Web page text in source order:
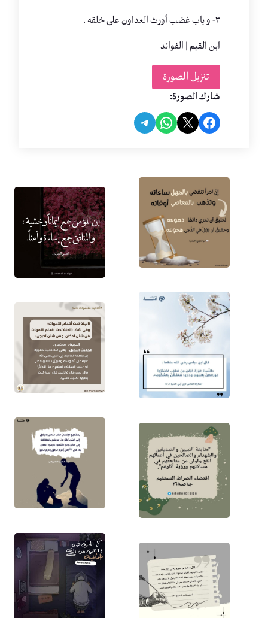
٣- و باب غضب أورث العداون على خلقه .
ابن القيم | الفوائد
تنزيل الصورة
شارك الصورة:
Share on Facebook
Share on X
Share on WhatsApp
Share on Telegram